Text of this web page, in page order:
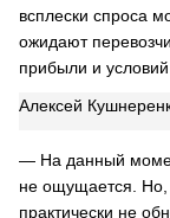
всплески спроса
ожидают
прибыли и
Алексей
— На данный
не ощущается. Но,
практически не